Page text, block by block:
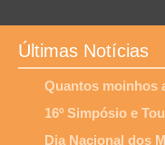
Últimas Notícias
Quantos moinhos
16º Simpósio e
Dia Nacional dos